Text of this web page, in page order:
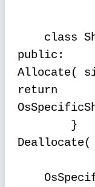
class
public:
Allocate(
return
}